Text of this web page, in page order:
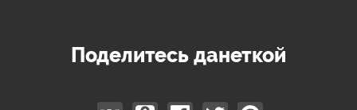
Поделитесь данеткой